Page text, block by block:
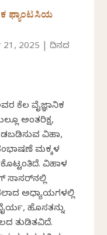
ಫ್ಯಾಂಟಸಿಯ
21, 2025 |ದಿನದ
ಕೆಲ ವೈಜ್ಞಾನಿಕ
ಅಂತರಿಕ್ಷ,
ವಿಹಾ,
ಮಕ್ಕಳ
ವಿಹಾಳ
ಸಾಸರ್‌ನಲ್ಲಿ
ಅಧ್ಯಾಯಗಳಲ್ಲಿ
ಹೊಸತನ್ನು
ತುಡಿತವಿದೆ.